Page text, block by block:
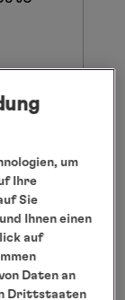
um
Ihre
Sie
Ihnen einen
auf
Daten an
Drittstaaten